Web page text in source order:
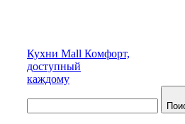
Кухни Mall Комфорт,
доступный
каждому